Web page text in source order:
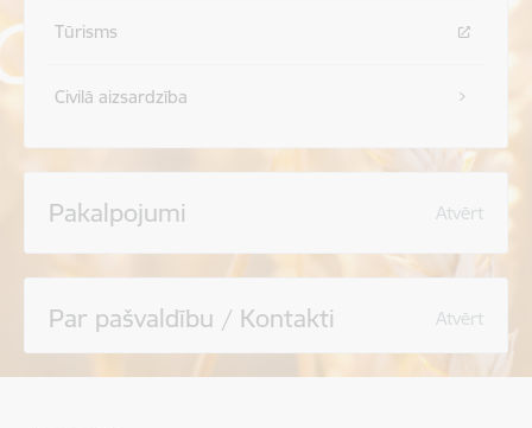
Tūrisms
Civilā aizsardzība
Pakalpojumi Atvērt
Par pašvaldību / Kontakti Atvērt